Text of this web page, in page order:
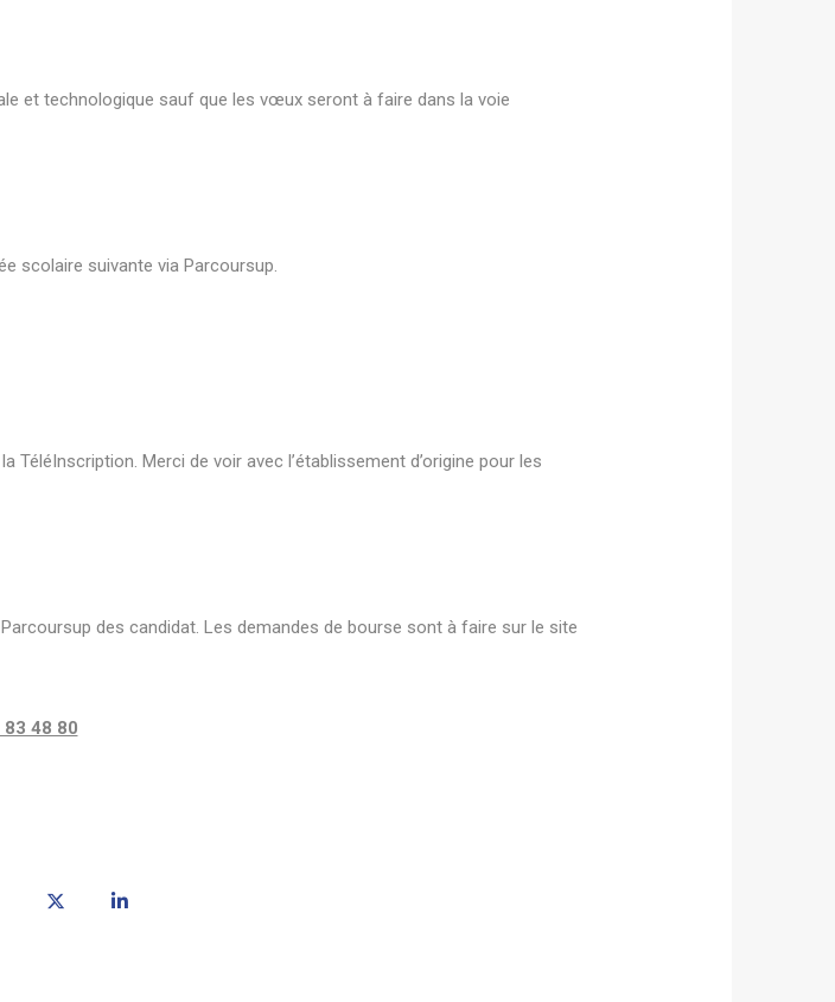
et technologique sauf que les vœux seront à faire dans la voie
scolaire suivante via Parcoursup.
Merci de voir avec l’établissement d’origine pour les
des candidat. Les demandes de bourse sont à faire sur le site
83 48 80